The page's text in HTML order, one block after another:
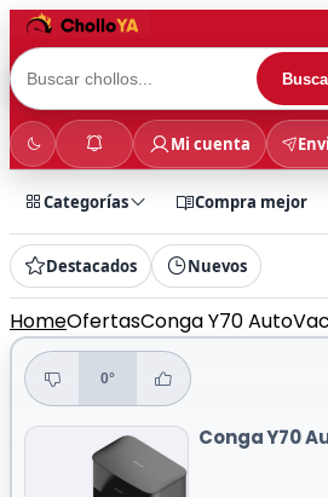
Mi cuenta
Categorías Compra mejor
Destacados Nuevos
HomeOfertasConga Y70
0°
Conga Y70